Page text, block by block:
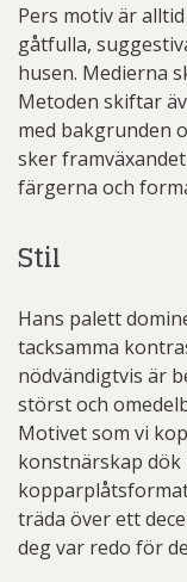
Pers motiv är
gåtfulla,
husen. Medierna
Metoden skiftar
med bakgrunden
sker
färgerna och
Stil
Hans palett
tacksamma
nödvändigtvis är
störst och
Motivet som vi
konstnärskap
träda över ett
deg var redo för